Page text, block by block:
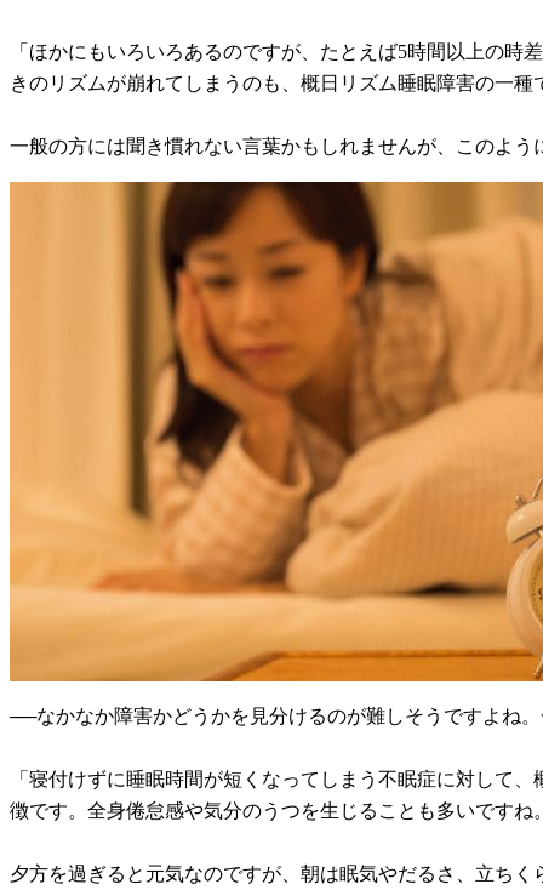
「ほかにもいろいろあるのですが、たとえば5時間以上の
きのリズムが崩れてしまうのも、概日リズム睡眠障害の一種
一般の方には聞き慣れない言葉かもしれませんが、このよ
──なかなか障害かどうかを見分けるのが難しそうですよね
「寝付けずに睡眠時間が短くなってしまう不眠症に対して
徴です。全身倦怠感や気分のうつを生じることも多いですね
夕方を過ぎると元気なのですが、朝は眠気やだるさ、立ち